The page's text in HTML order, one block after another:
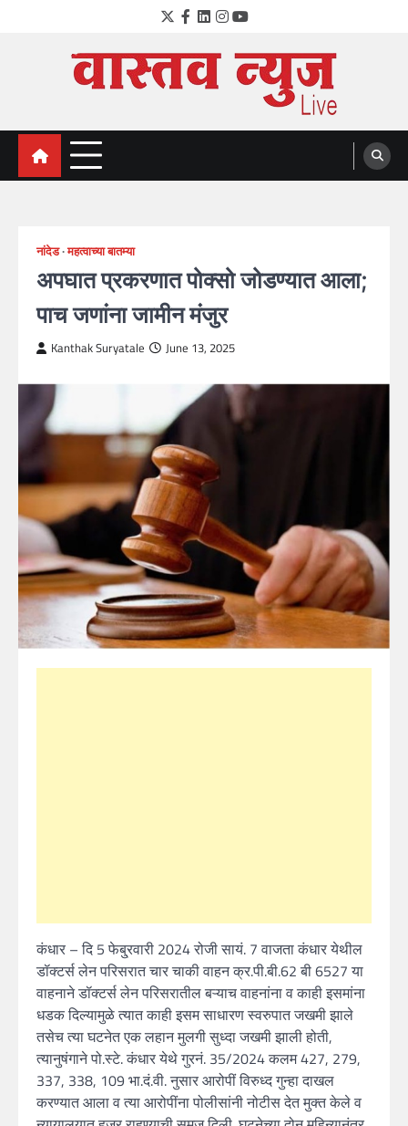
Twitter
Facebook
LinkedIn
Instagram
YouTube
VastavNEWSLive.com
a leading NEWS portal of Maharahstra
नांदेड महत्वाच्या बातम्या
अपघात प्रकरणात पोक्सो जोडण्यात आला;
पाच जणांना जामीन मंजुर
Kanthak Suryatale June 13, 2025
कंधार – दि 5 फेबु्रवारी 2024 रोजी सायं. 7 वाजता कंधार येथील
डॉक्टर्स लेन परिसरात चार चाकी वाहन क्र.पी.बी.62 बी 6527 या
वाहनाने डॉक्टर्स लेन परिसरातील बऱ्याच वाहनांना व काही इसमांना
धडक दिल्यामुळे त्यात काही इसम साधारण स्वरुपात जखमी झाले
तसेच त्या घटनेत एक लहान मुलगी सुध्दा जखमी झाली होती,
त्यानुषंगाने पो.स्टे. कंधार येथे गुरनं. 35/2024 कलम 427, 279,
337, 338, 109 भा.दं.वी. नुसार आरोपीं विरुध्द गुन्हा दाखल
करण्यात आला व त्या आरोपींना पोलीसांनी नोटीस देत मुक्त केले व